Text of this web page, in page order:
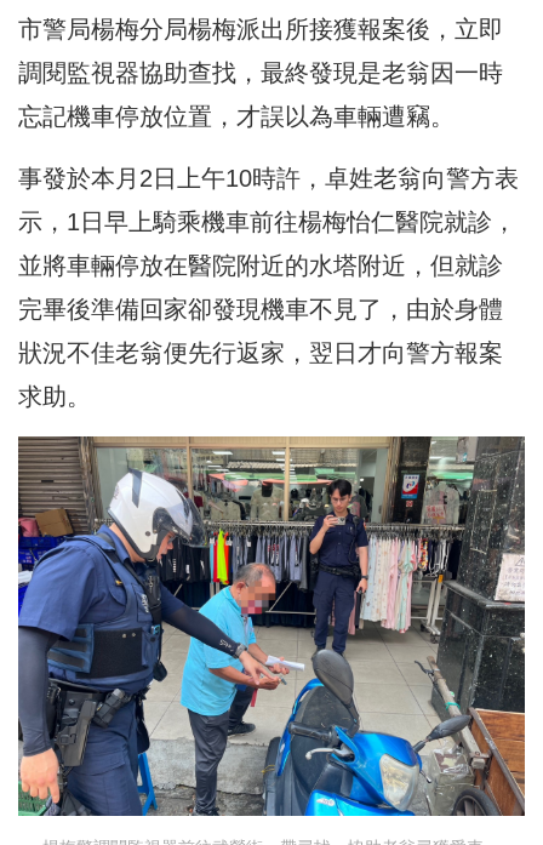
市警局楊梅分局楊梅派出所接獲報案後，立即
調閱監視器協助查找，最終發現是老翁因一時
忘記機車停放位置，才誤以為車輛遭竊。
事發於本月2日上午10時許，卓姓老翁向警方表
示，1日早上騎乘機車前往楊梅怡仁醫院就診，
並將車輛停放在醫院附近的水塔附近，但就診
完畢後準備回家卻發現機車不見了，由於身體
狀況不佳老翁便先行返家，翌日才向警方報案
求助。